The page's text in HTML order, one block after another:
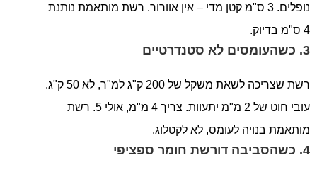
נופלים. 3 ס"מ קטן מדי – אין אוורור. רשת מותאמת נותנת
4 ס"מ בדיוק.
3. כשהעומסים לא סטנדרטיים
רשת שצריכה לשאת משקל של 200 ק"ג למ"ר, לא 50 ק"ג.
עובי חוט של 2 מ"מ יתעוות. צריך 4 מ"מ, אולי 5. רשת
מותאמת בנויה לעומס, לא לקטלוג.
4. כשהסביבה דורשת חומר ספציפי